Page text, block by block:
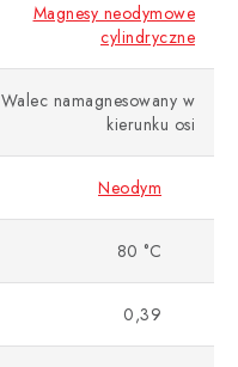
Magnesy neodymowe
cylindryczne
Walec namagnesowany w
kierunku osi
Neodym
80 °C
0,39